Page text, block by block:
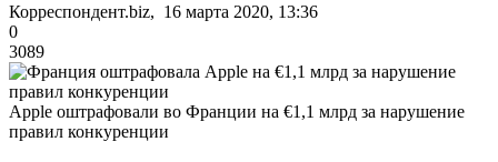
Корреспондент.biz, 16 марта 2020, 13:36
0
3089
Apple оштрафовали во Франции на €1,1 млрд за нарушение
правил конкуренции